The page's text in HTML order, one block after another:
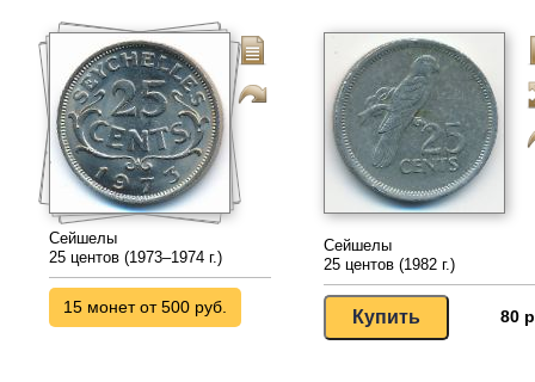
Сейшелы
25 центов (1973–1974 г.)
15 монет от 500 руб.
Сейшелы
25 центов (1982 г.)
80